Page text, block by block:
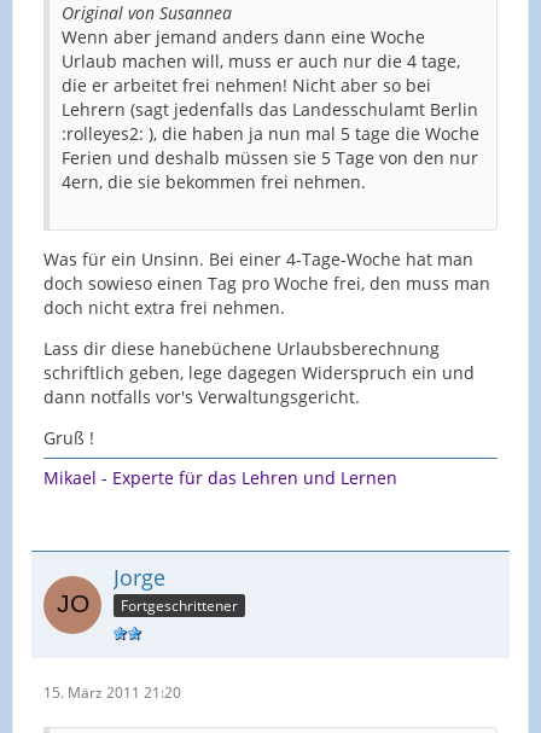
Original von Susannea
Wenn aber jemand anders dann eine Woche
Urlaub machen will, muss er auch nur die 4 tage,
die er arbeitet frei nehmen! Nicht aber so bei
Lehrern (sagt jedenfalls das Landesschulamt Berlin
:rolleyes2: ), die haben ja nun mal 5 tage die Woche
Ferien und deshalb müssen sie 5 Tage von den nur
4ern, die sie bekommen frei nehmen.
Was für ein Unsinn. Bei einer 4-Tage-Woche hat man
doch sowieso einen Tag pro Woche frei, den muss man
doch nicht extra frei nehmen.
Lass dir diese hanebüchene Urlaubsberechnung
schriftlich geben, lege dagegen Widerspruch ein und
dann notfalls vor's Verwaltungsgericht.
Gruß !
Mikael - Experte für das Lehren und Lernen
Jorge
Fortgeschrittener
15. März 2011 21:20